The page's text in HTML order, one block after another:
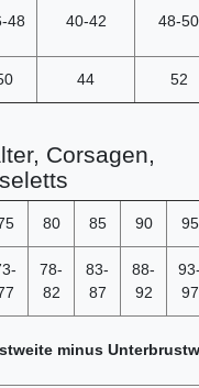
48 40-42 48-50
44 52
Corsagen,
80 85 90 95
78-
82
83-
87
88-
92
97
minus